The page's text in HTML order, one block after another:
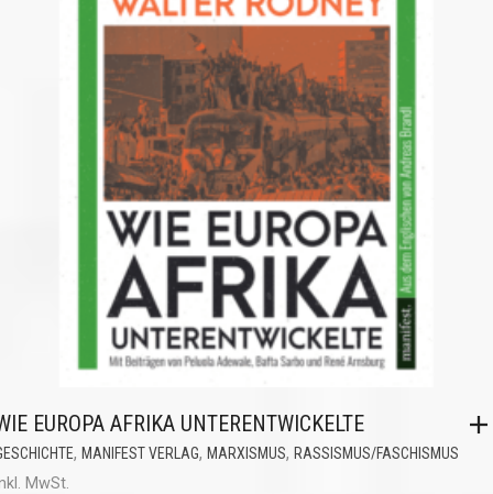
EUROPA AFRIKA UNTERENTWICKELTE
, MANIFEST VERLAG, MARXISMUS, RASSISMUS/FASCHISMUS
MwSt.